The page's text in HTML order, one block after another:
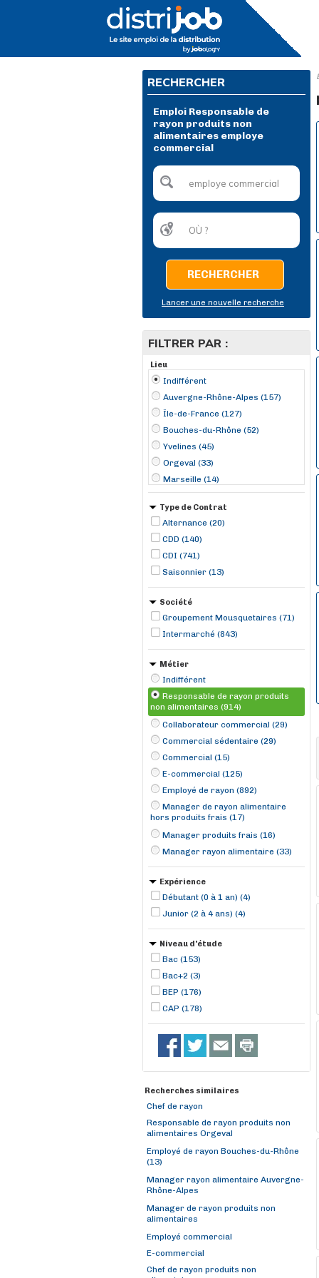
RECHERCHER
Emploi Responsable de
rayon produits non
alimentaires employe
commercial
RECHERCHER
Lancer une nouvelle recherche
FILTRER PAR :
Lieu
Indifférent
Auvergne-Rhône-Alpes (157)
Île-de-France (127)
Bouches-du-Rhône (52)
Yvelines (45)
Orgeval (33)
Marseille (14)
Asnières-sur-Seine (9)
Lyon (9)
Dijon (8)
Carnac (7)
Nantes (7)
Roquefort (7)
Type de Contrat
Alternance (20)
CDD (140)
CDI (741)
Saisonnier (13)
Société
Groupement Mousquetaires (71)
Intermarché (843)
Métier
Indifférent
Responsable de rayon produits
non alimentaires (914)
Collaborateur commercial (29)
Commercial sédentaire (29)
Commercial (15)
E-commercial (125)
Employé de rayon (892)
Manager de rayon alimentaire
hors produits frais (17)
Manager produits frais (16)
Manager rayon alimentaire (33)
Expérience
Débutant (0 à 1 an) (4)
Junior (2 à 4 ans) (4)
Niveau d'étude
Bac (153)
Bac+2 (3)
BEP (176)
CAP (178)
Recherches similaires
Chef de rayon
Responsable de rayon produits non
alimentaires Orgeval
Employé de rayon Bouches-du-Rhône
(13)
Manager rayon alimentaire Auvergne-
Rhône-Alpes
Manager de rayon produits non
alimentaires
Employé commercial
E-commercial
Chef de rayon produits non